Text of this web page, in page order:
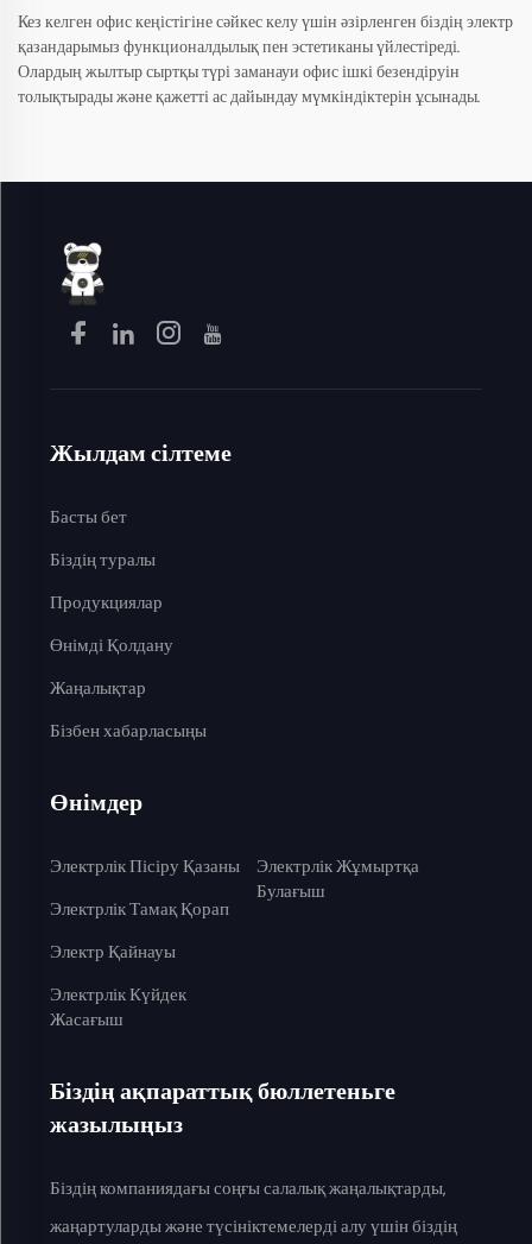
Кез келген офис кеңістігіне сәйкес келу үшін әзірленген біздің электр
қазандарымыз функционалдылық пен эстетиканы үйлестіреді.
Олардың жылтыр сыртқы түрі заманауи офис ішкі безендіруін
толықтырады және қажетті ас дайындау мүмкіндіктерін ұсынады.
Жылдам сілтеме
Басты бет
Біздің туралы
Продукциялар
Өнімді Қолдану
Жаңалықтар
Бізбен хабарласыңы
Өнімдер
Электрлік Пісіру Қазаны
Электрлік Тамақ Қорап
Электр Қайнауы
Электрлік Күйдек
Жасағыш
Электрлік Жұмыртқа
Булағыш
Біздің ақпараттық бюллетеньге
жазылыңыз
Біздің компаниядағы соңғы салалық жаңалықтарды,
жаңартуларды және түсініктемелерді алу үшін біздің